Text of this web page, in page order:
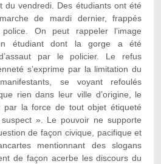
du vendredi. Des étudiants ont été
de mardi dernier, frappés
On peut rappeler l’image
étudiant dont la gorge a été
par le policier. Le refus
s’exprime par la limitation du
se voyant refoulés
rien dans leur ville d’origine, le
par la force de tout objet étiqueté
». Le pouvoir ne supporte
de façon civique, pacifique et
mentionnant des slogans
de façon acerbe les discours du